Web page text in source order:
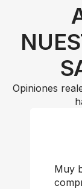
Opiniones
Muy